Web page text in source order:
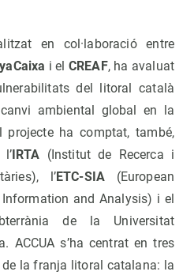
en col·laboració entre
i el CREAF, ha avaluat
del litoral català
ambiental global en la
projecte ha comptat, també,
IRTA (Institut de Recerca i
l’ETC-SIA (European
and Analysis) i el
de la Universitat
ACCUA s’ha centrat en tres
la franja litoral catalana: la